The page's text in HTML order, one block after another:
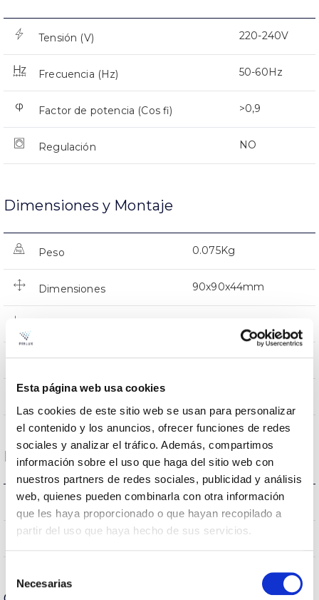
Esta página web usa cookies
Las cookies de este sitio web se usan para personalizar
el contenido y los anuncios, ofrecer funciones de redes
sociales y analizar el tráfico. Además, compartimos
información sobre el uso que haga del sitio web con
nuestros partners de redes sociales, publicidad y análisis
web, quienes pueden combinarla con otra información
que les haya proporcionado o que hayan recopilado a
partir del uso que haya hecho de sus servicios.
Necesarias
Tensión (V) 220-240V
Frecuencia (Hz) 50-60Hz
Factor de potencia (Cos fi) >0,9
Regulación NO
Dimensiones y Montaje
Peso 0.075Kg
Dimensiones 90x90x44mm
Empalmable NO
Iluminación
Datos ópticos
Temperatura de color 4000K
CRI Índice de repr. cromática